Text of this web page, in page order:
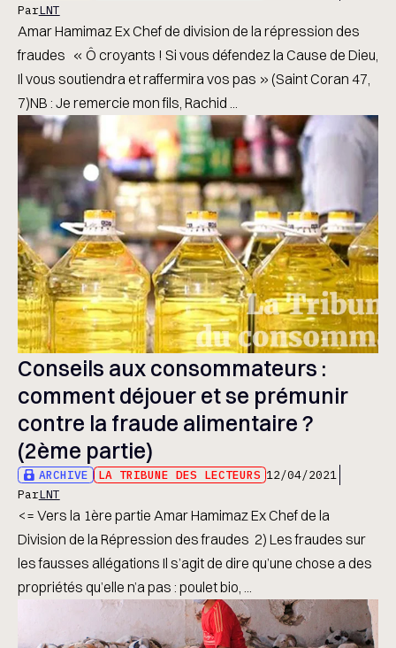
ParLNT
Amar Hamimaz Ex Chef de division de la répression des
fraudes « Ô croyants ! Si vous défendez la Cause de Dieu,
Il vous soutiendra et raffermira vos pas » (Saint Coran 47,
7)NB : Je remercie mon fils, Rachid ...
Conseils aux consommateurs :
comment déjouer et se prémunir
contre la fraude alimentaire ?
(2ème partie)
ARCHIVE LA TRIBUNE DES LECTEURS 12/04/2021
ParLNT
<= Vers la 1ère partie Amar Hamimaz Ex Chef de la
Division de la Répression des fraudes 2) Les fraudes sur
les fausses allégations Il s’agit de dire qu’une chose a des
propriétés qu’elle n’a pas : poulet bio, ...